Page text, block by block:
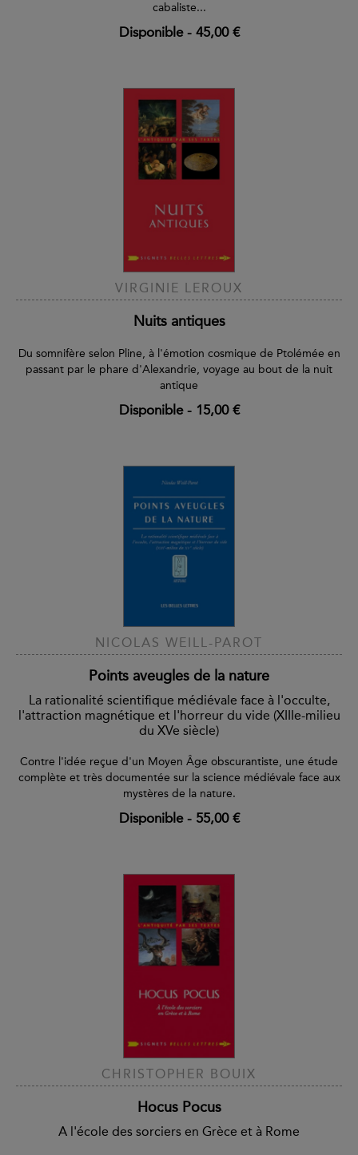
cabaliste...
Disponible- 45,00 €
VIRGINIE LEROUX
Nuits antiques
Du somnifère selon Pline, à l'émotion cosmique de Ptolémée en
passant par le phare d'Alexandrie, voyage au bout de la nuit
antique
Disponible- 15,00 €
NICOLAS WEILL-PAROT
Points aveugles de la nature
La rationalité scientifique médiévale face à l'occulte,
l'attraction magnétique et l'horreur du vide (XIIIe-milieu
du XVe siècle)
Contre l'idée reçue d'un Moyen Âge obscurantiste, une étude
complète et très documentée sur la science médiévale face aux
mystères de la nature.
Disponible- 55,00 €
CHRISTOPHER BOUIX
Hocus Pocus
A l'école des sorciers en Grèce et à Rome